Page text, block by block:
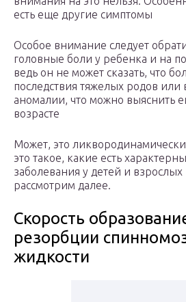
есть еще другие симптомы
Особое внимание следует
головные боли у ребенка и на
ведь он не может сказать, что
последствия тяжелых родов
аномалии, что можно выяснить
возрасте
Может, это
это такое, какие есть
заболевания у детей и взрослых
рассмотрим далее.
Скорость
резорбции
жидкости